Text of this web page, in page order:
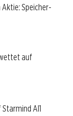
Speicher-
auf
AI1